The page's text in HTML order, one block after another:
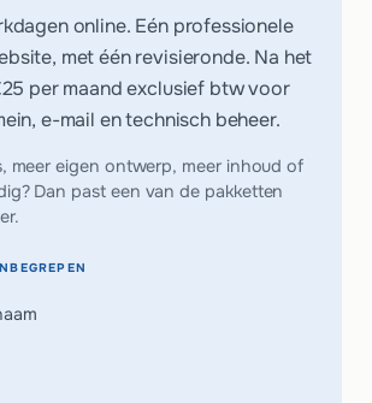
online. Eén professionele
met één revisieronde. Na het
per maandexclusief btw voor
e-mail en technisch beheer.
meer eigen ontwerp, meer inhoud of
Dan past een van de pakketten